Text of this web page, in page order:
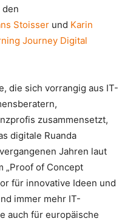
Stoisser und Karin
Journey Digital
die sich vorrangig aus IT-
zusammensetzt,
digitale Ruanda
Jahren laut
„Proof of Concept
für innovative Ideen und
immer mehr IT-
auch für europäische